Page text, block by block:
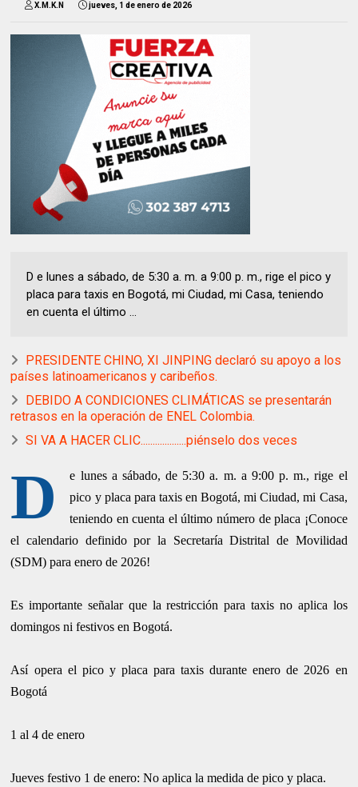
X.M.K.N jueves, 1 de enero de 2026
D e lunes a sábado, de 5:30 a. m. a 9:00 p. m., rige el pico y
placa para taxis en Bogotá, mi Ciudad, mi Casa, teniendo
en cuenta el último ...
PRESIDENTE CHINO, XI JINPING declaró su apoyo a los
países latinoamericanos y caribeños.
DEBIDO A CONDICIONES CLIMÁTICAS se presentarán
retrasos en la operación de ENEL Colombia.
SI VA A HACER CLIC...................piénselo dos veces
D
e lunes a sábado, de 5:30 a. m. a 9:00 p. m., rige el
pico y placa para taxis en Bogotá, mi Ciudad, mi Casa,
teniendo en cuenta el último número de placa ¡Conoce
el calendario definido por la Secretaría Distrital de Movilidad
(SDM) para enero de 2026!
Es importante señalar que la restricción para taxis no aplica los
domingos ni festivos en Bogotá.
Así opera el pico y placa para taxis durante enero de 2026 en
Bogotá
1 al 4 de enero
Jueves festivo 1 de enero: No aplica la medida de pico y placa.